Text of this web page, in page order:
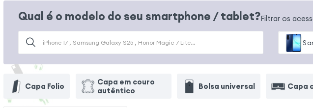
Qual é o modelo do seu smartphone / tablet?Filtrar os
Capa Folio
Capa em couro
autêntico
Bolsa universal Capa